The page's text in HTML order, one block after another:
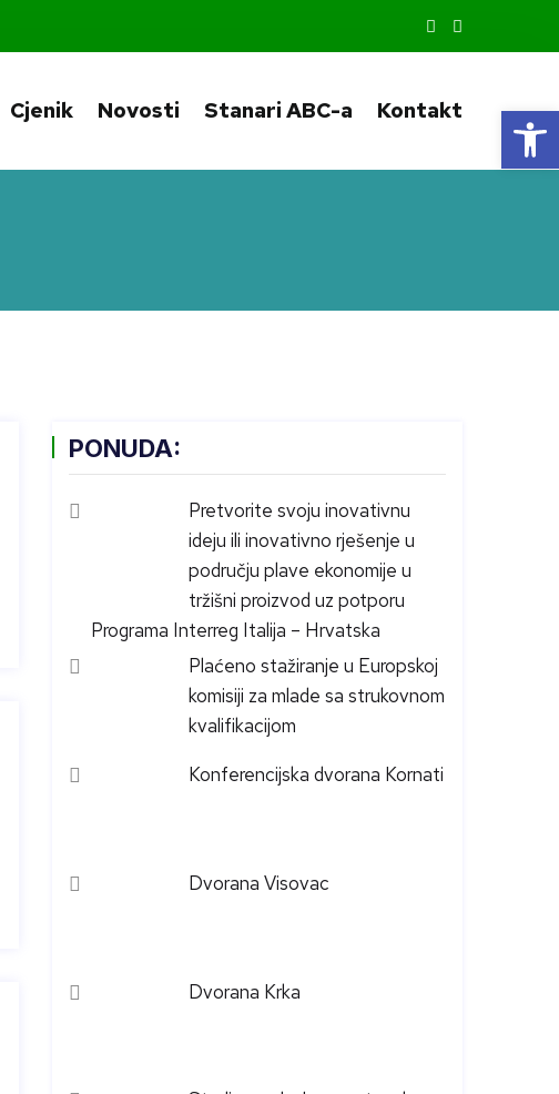
Cjenik Novosti Stanari ABC-a Kontakt
PONUDA:
Pretvorite svoju inovativnu
ideju ili inovativno rješenje u
području plave ekonomije u
tržišni proizvod uz potporu
Programa Interreg Italija – Hrvatska
Plaćeno stažiranje u Europskoj
komisiji za mlade sa strukovnom
kvalifikacijom
Konferencijska dvorana Kornati
Dvorana Visovac
Dvorana Krka